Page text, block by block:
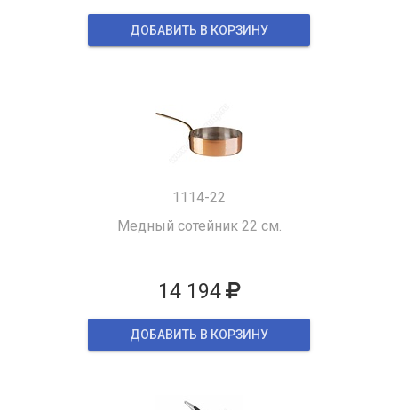
ДОБАВИТЬ В КОРЗИНУ
1114-22
Медный сотейник 22 см.
14 194
ДОБАВИТЬ В КОРЗИНУ